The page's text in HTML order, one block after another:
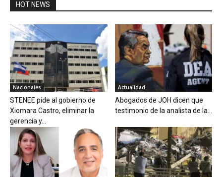
HOT NEWS
Nacionales
STENEE pide al gobierno de
Xiomara Castro, eliminar la
gerencia y...
Actualidad
Abogados de JOH dicen que
testimonio de la analista de la...